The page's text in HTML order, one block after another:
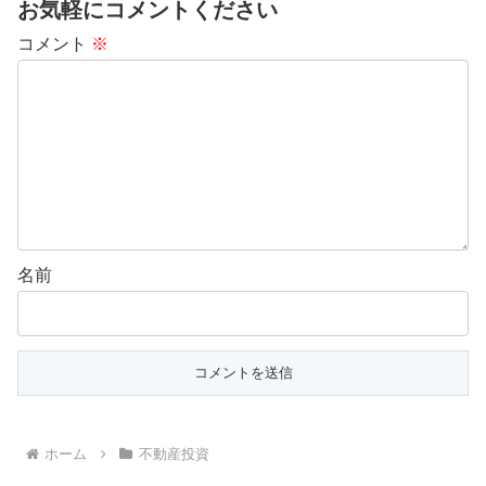
お気軽にコメントください
コメント ※
名前
ホーム 不動産投資